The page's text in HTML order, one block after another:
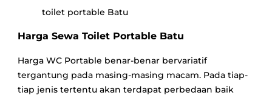
toilet portable Batu
Harga Sewa Toilet Portable Batu
Harga WC Portable benar-benar bervariatif
tergantung pada masing-masing macam. Pada tiap-
tiap jenis tertentu akan terdapat perbedaan baik